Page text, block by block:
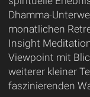
Dhamma-
monatlichen
Insight
Viewpoint mit
weiterer kleiner
faszinierenden